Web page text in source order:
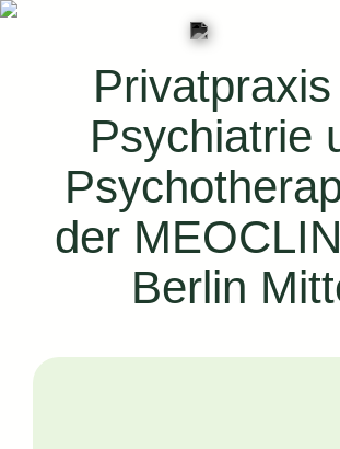
Skip
Psychiatrie
der
Berlin